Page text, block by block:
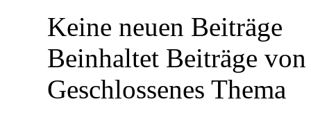
Keine neuen Beiträge
Beinhaltet Beiträge
Geschlossenes Thema